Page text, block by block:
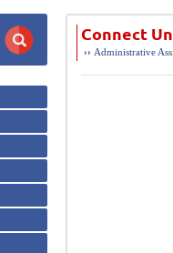
Connect
›› Administrative